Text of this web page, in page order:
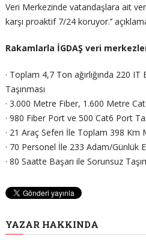
Veri Merkezinde vatandaşlara ait
karşı proaktif 7/24 koruyor.’’
Rakamlarla İGDAŞ veri
· Toplam 4,7 Ton ağırlığında 220 IT
Taşınması
· 3.000 Metre Fiber, 1.600 Metre
· 980 Fiber Port ve 500 Cat6 Port
· 21 Araç Seferi İle Toplam 398 Km
· 70 Personel İle 233 Adam/Günlük
· 80 Saatte Başarı ile Sorunsuz
YAZAR HAKKINDA